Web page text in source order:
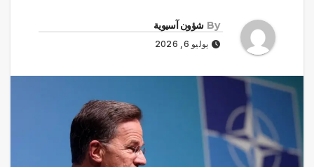
By شؤون آسيوية
يوليو 6, 2026